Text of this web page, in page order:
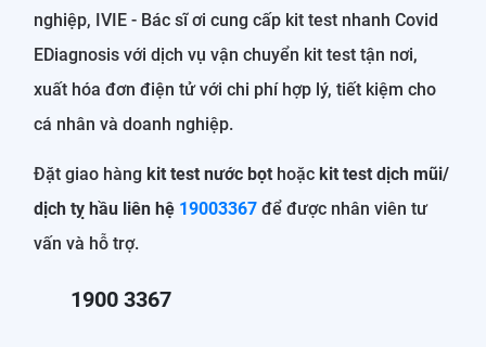
nghiệp, IVIE - Bác sĩ ơi cung cấp kit test nhanh Covid
EDiagnosis với dịch vụ vận chuyển kit test tận nơi,
xuất hóa đơn điện tử với chi phí hợp lý, tiết kiệm cho
cá nhân và doanh nghiệp.
Đặt giao hàng kit test nước bọt hoặc kit test dịch mũi/
dịch tỵ hầu liên hệ 19003367 để được nhân viên tư
vấn và hỗ trợ.
1900 3367